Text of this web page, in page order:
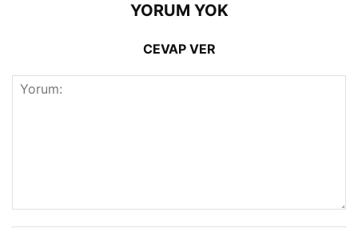
YORUM YOK
CEVAP VER